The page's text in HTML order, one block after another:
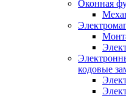
Оконная
кодовые